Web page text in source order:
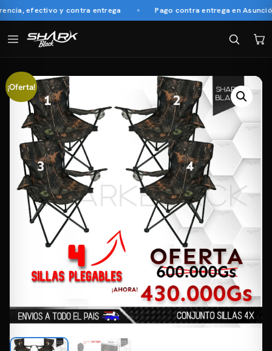
efectivo y contra entrega Pago contra entrega en
¡Oferta!